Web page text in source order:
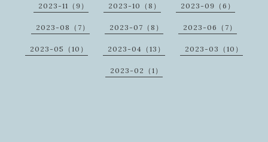
2023-11（9） 2023-10（8） 2023-09（6）
2023-08（7） 2023-07（8） 2023-06（7）
2023-05（10） 2023-04（13） 2023-03（10）
2023-02（1）